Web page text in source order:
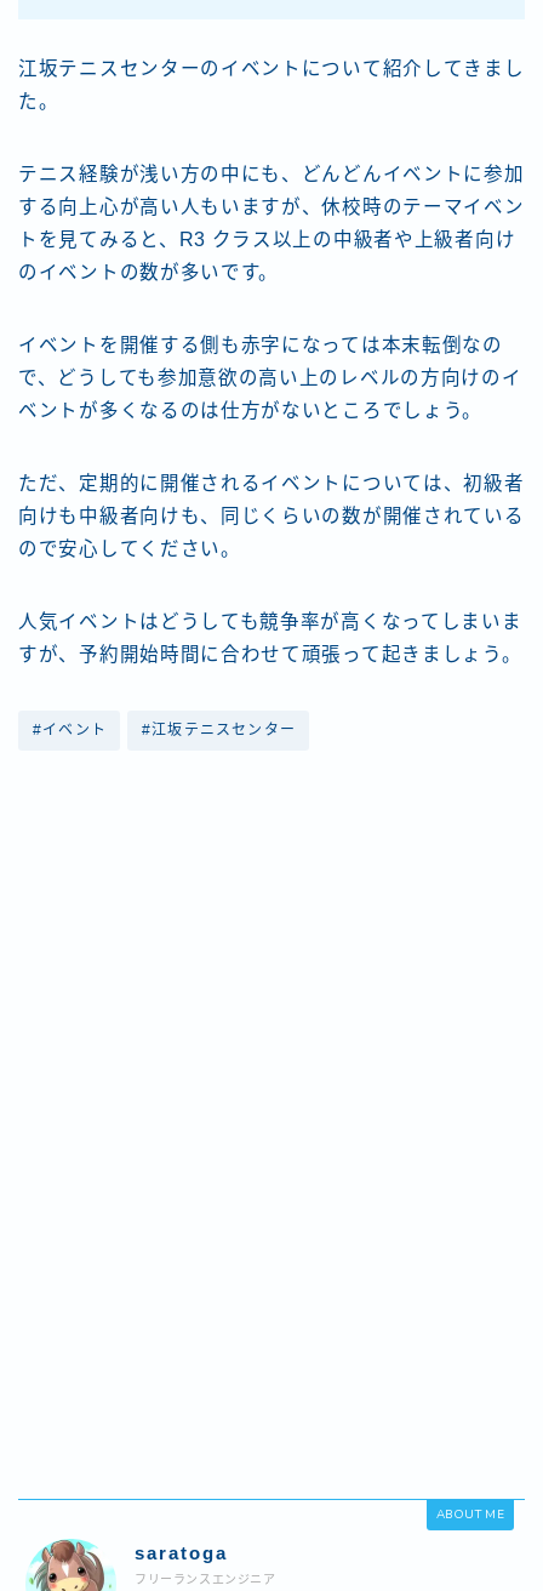
江坂テニスセンターのイベントについて紹介してきまし
た。
テニス経験が浅い方の中にも、どんどんイベントに参加
する向上心が高い人もいますが、休校時のテーマイベン
トを見てみると、R3 クラス以上の中級者や上級者向け
のイベントの数が多いです。
イベントを開催する側も赤字になっては本末転倒なの
で、どうしても参加意欲の高い上のレベルの方向けのイ
ベントが多くなるのは仕方がないところでしょう。
ただ、定期的に開催されるイベントについては、初級者
向けも中級者向けも、同じくらいの数が開催されている
ので安心してください。
人気イベントはどうしても競争率が高くなってしまいま
すが、予約開始時間に合わせて頑張って起きましょう。
#イベント #江坂テニスセンター
ABOUT ME
saratoga
フリーランスエンジニア